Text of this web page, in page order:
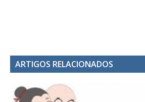
ARTIGOS RELACIONADOS